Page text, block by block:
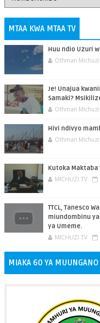
MTAA KWA MTAA TV
Huu ndio Uzuri
Othman Michuzi
Je! Unajua
Samaki?
Othman Michuzi
Hivi ndivyo
Othman Michuzi
Kutoka Maktaba
MICHUZI TV
TTCL, Tanesco
miundombinu
ya Umeme.
MICHUZI TV
MIAKA 60 YA MUUNGANO